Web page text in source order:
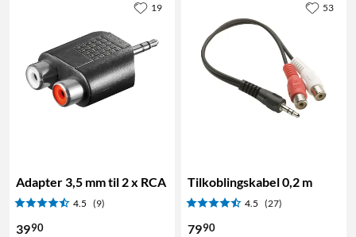
Adapter 3,5 mm til 2 x RCA
4.5 (9)
3990
19
Tilkoblingskabel 0,2 m
4.5 (27)
7990
53